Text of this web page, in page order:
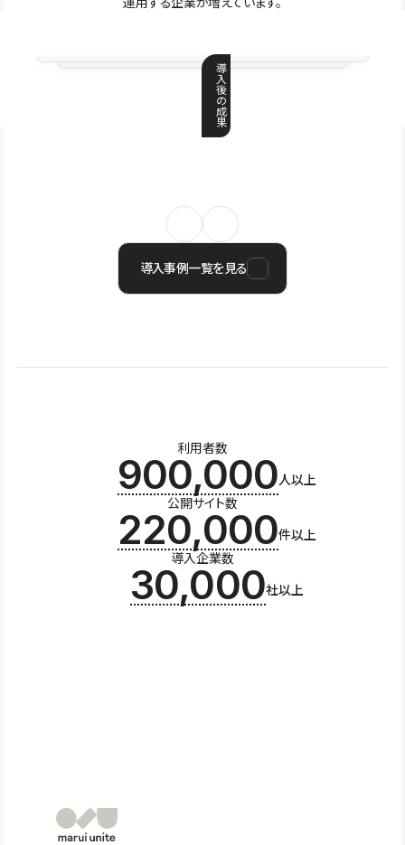
導
入
後
の
成
果
導入事例一覧を見る
利用者数
900,000人以上
公開サイト数
220,000件以上
導入企業数
30,000社以上